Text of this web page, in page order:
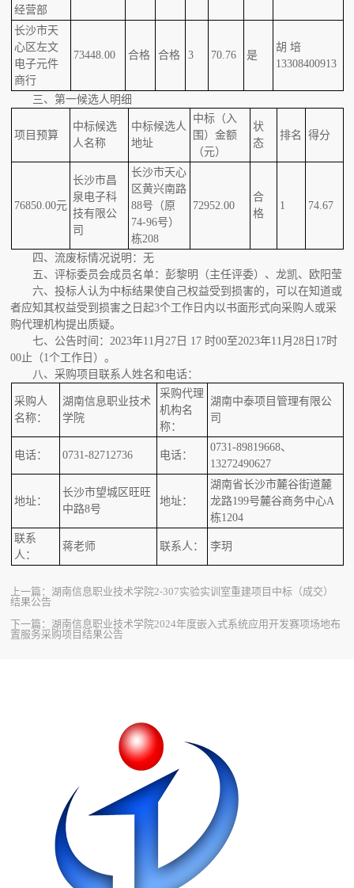
经营部
长沙市天
心区左文
电子元件
商行
73448.00 合格 合格 3 70.76 是
胡 培
13308400913
三、第一候选人明细
项目预算
中标候选
人名称
中标候选人
地址
中标（入
围）金额
（元）
状
态
排名 得分
76850.00元
长沙市昌
泉电子科
技有限公
司
长沙市天心
区黄兴南路
88号（原
74-96号）
栋208
72952.00
合
格
1 74.67
四、流废标情况说明：无
五、评标委员会成员名单：彭黎明（主任评委）、龙凯、欧阳莹
六、投标人认为中标结果使自己权益受到损害的，可以在知道或
者应知其权益受到损害之日起3个工作日内以书面形式向采购人或采
购代理机构提出质疑。
七、公告时间： 2023年11月27日 17 时00至2023年11月28日17时
00止（1个工作日）。
八、采购项目联系人姓名和电话：
采购人
名称：
湖南信息职业技术
学院
采购代理
机构名
称：
湖南中泰项目管理有限公
司
电话： 0731-82712736 电话：
0731-89819668、
13272490627
地址：
长沙市望城区旺旺
中路8号
地址：
湖南省长沙市麓谷街道麓
龙路199号麓谷商务中心A
栋1204
联系
人：
蒋老师 联系人： 李玥
上一篇： 湖南信息职业技术学院2-307实验实训室重建项目中标（成交）
结果公告
下一篇： 湖南信息职业技术学院2024年度嵌入式系统应用开发赛项场地布
置服务采购项目结果公告